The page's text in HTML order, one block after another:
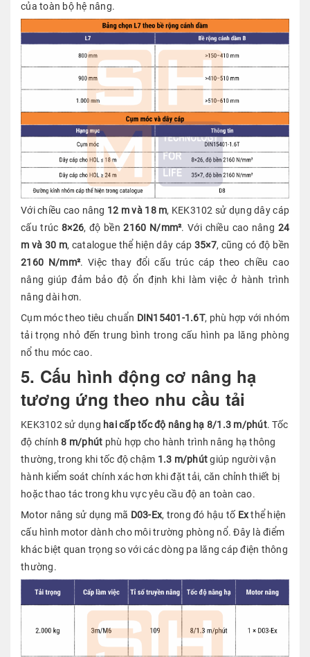
của toàn bộ hệ nâng.
Với chiều cao nâng 12 m và 18 m, KEK3102 sử dụng dây cáp
cấu trúc8×26, độ bền2160 N/mm². Với chiều cao nâng 24
m và 30 m, catalogue thể hiện dây cáp 35×7, cũng có độ bền
2160 N/mm². Việc thay đổi cấu trúc cáp theo chiều cao
nâng giúp đảm bảo độ ổn định khi làm việc ở hành trình
nâng dài hơn.
Cụm móc theo tiêu chuẩn DIN15401-1.6T, phù hợp với nhóm
tải trọng nhỏ đến trung bình trong cấu hình pa lăng phòng
nổ thu móc cao.
5. Cấu hình động cơ nâng hạ
tương ứng theo nhu cầu tải
KEK3102 sử dụng hai cấp tốc độ nâng hạ 8/1.3 m/phút. Tốc
độ chính8 m/phút phù hợp cho hành trình nâng hạ thông
thường, trong khi tốc độ chậm 1.3 m/phútgiúp người vận
hành kiểm soát chính xác hơn khi đặt tải, căn chỉnh thiết bị
hoặc thao tác trong khu vực yêu cầu độ an toàn cao.
Motor nâng sử dụng mã D03-Ex, trong đó hậu tố Exthể hiện
cấu hình motor dành cho môi trường phòng nổ. Đây là điểm
khác biệt quan trọng so với các dòng pa lăng cáp điện thông
thường.